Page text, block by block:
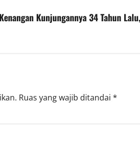
Kunjungannya 34 Tahun
Ruas yang wajib ditandai *